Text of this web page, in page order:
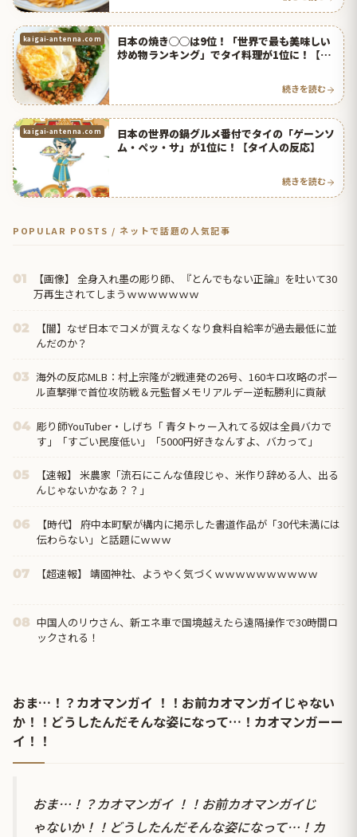
kaigai-antenna.com
日本の焼き◯◯は9位！「世界で最も美味しい
炒め物ランキング」でタイ料理が1位に！【タ
続きを読む
kaigai-antenna.com
日本の世界の鍋グルメ番付でタイの「ゲーンソ
ム・ペッ・サ」が1位に！【タイ人の反応】
続きを読む
POPULAR POSTS / ネットで話題の人気記事
01
【画像】 全身入れ墨の彫り師、『とんでもない正論』を吐いて30
万再生されてしまうｗｗｗｗｗｗｗ
02
【闇】なぜ日本でコメが買えなくなり食料自給率が過去最低に並
んだのか？
03 海外の反応MLB：村上宗隆が2戦連発の26号、160キロ攻略のポー
ル直撃弾で首位攻防戦＆元監督メモリアルデー逆転勝利に貢献
04 彫り師YouTuber・しげち「 青タトゥー入れてる奴は全員バカで
す」「すごい民度低い」「5000円好きなんすよ、バカって」
05
【速報】 米農家「流石にこんな値段じゃ、米作り辞める人、出る
んじゃないかなあ？？」
06
【時代】 府中本町駅が構内に掲示した書道作品が「30代未満には
伝わらない」と話題にｗｗｗ
07 【超速報】 靖國神社、ようやく気づくｗｗｗｗｗｗｗｗｗｗ
08 中国人のリウさん、新エネ車で国境越えたら遠隔操作で30時間ロ
ックされる！
おま…！？カオマンガイ ！！お前カオマンガイじゃない
か！！どうしたんだそんな姿になって…！カオマンガーー
イ！！
おま…！？カオマンガイ ！！お前カオマンガイじ
ゃないか！！どうしたんだそんな姿になって…！カ